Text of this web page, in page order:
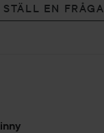
STÄLL EN FRÅGA
skapades 1 år